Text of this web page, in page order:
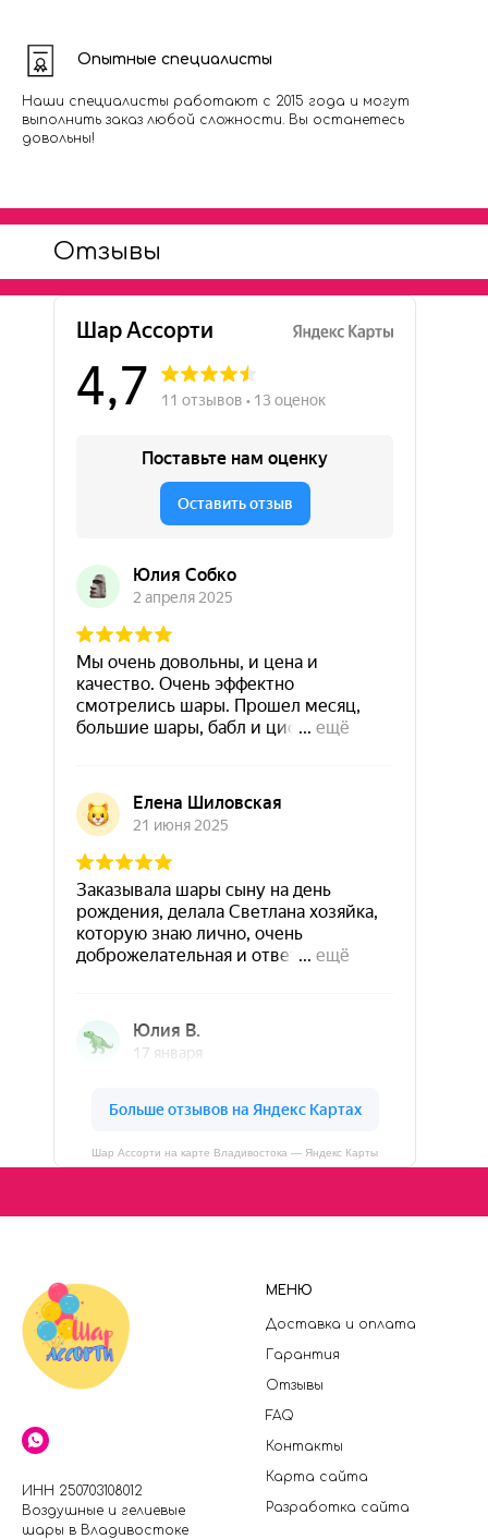
Опытные специалисты
Наши специалисты работают с 2015 года и могут
выполнить заказ любой сложности. Вы останетесь
довольны!
Отзывы
Шар Ассорти на карте Владивостока — Яндекс Карты
ИНН 250703108012
Воздушные и гелиевые
шары в Владивостоке
МЕНЮ
Доставка и оплата
Гарантия
Отзывы
FAQ
Контакты
Карта сайта
Разработка сайта